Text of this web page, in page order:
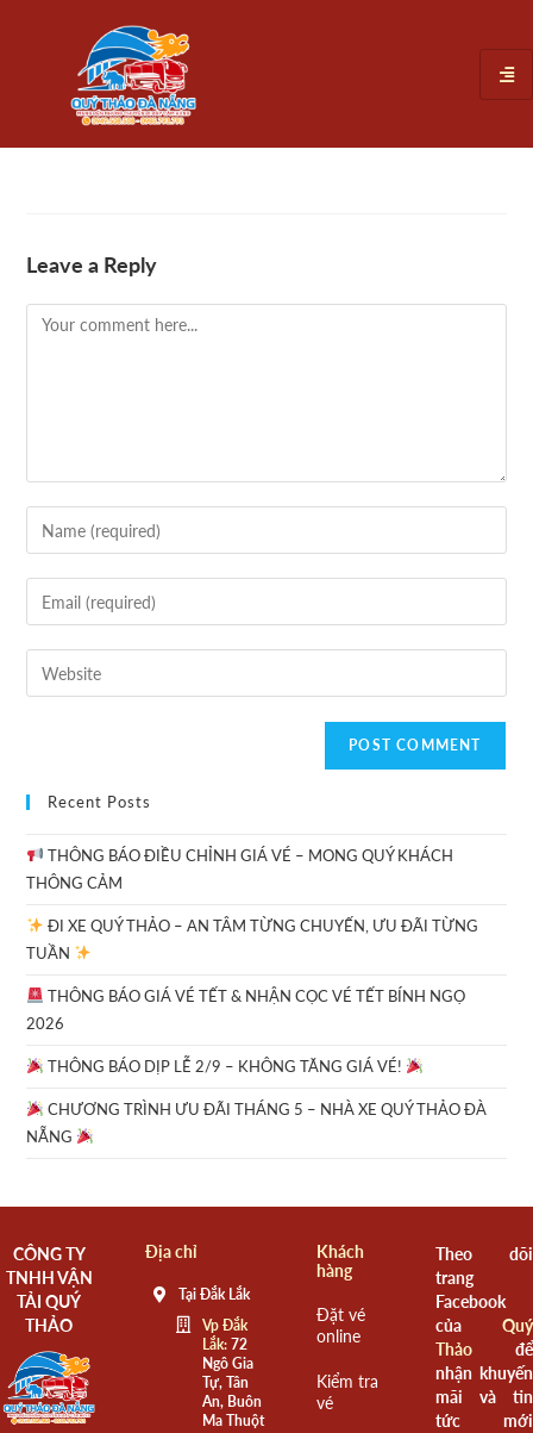
Leave a Reply
Recent Posts
THÔNG BÁO ĐIỀU CHỈNH GIÁ VÉ – MONG QUÝ KHÁCH
THÔNG CẢM
ĐI XE QUÝ THẢO – AN TÂM TỪNG CHUYẾN, ƯU ĐÃI TỪNG
TUẦN
THÔNG BÁO GIÁ VÉ TẾT & NHẬN CỌC VÉ TẾT BÍNH NGỌ
2026
THÔNG BÁO DỊP LỄ 2/9 – KHÔNG TĂNG GIÁ VÉ!
CHƯƠNG TRÌNH ƯU ĐÃI THÁNG 5 – NHÀ XE QUÝ THẢO ĐÀ
NẴNG
CÔNG TY
TNHH VẬN
TẢI QUÝ
THẢO
Địa chỉ
Tại Đắk Lắk
Vp Đắk
Lắk:72
Ngô Gia
Tự, Tân
An, Buôn
Ma Thuột
Khách
hàng
Đặt vé
online
Kiểm tra
vé
Theo dõi
trang
Facebook
của Quý
Thảođể
nhận khuyến
mãi và tin
tức mới